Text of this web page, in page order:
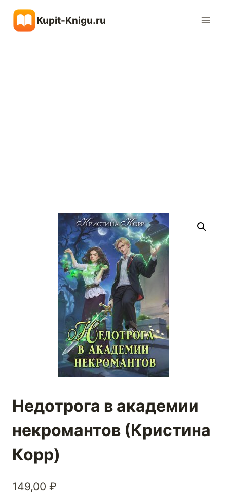
содержимому
Kupit-Knigu.ru
Недотрога в академии
некромантов (Кристина
Корр)
149,00 ₽